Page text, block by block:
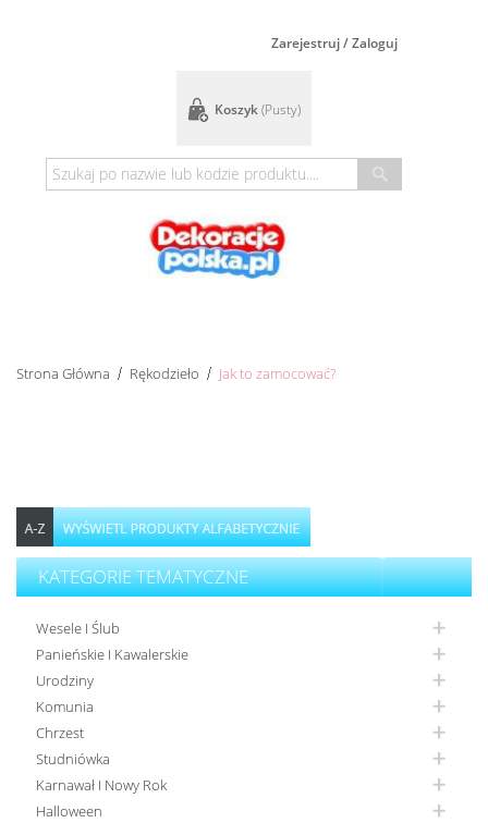
Zarejestruj / Zaloguj
Koszyk(pusty)
Strona Główna Rękodzieło Jak to zamocować?
KATEGORIE TEMATYCZNE
Wesele I Ślub
Panieńskie I Kawalerskie
Urodziny
Komunia
Chrzest
Studniówka
Karnawał I Nowy Rok
Halloween